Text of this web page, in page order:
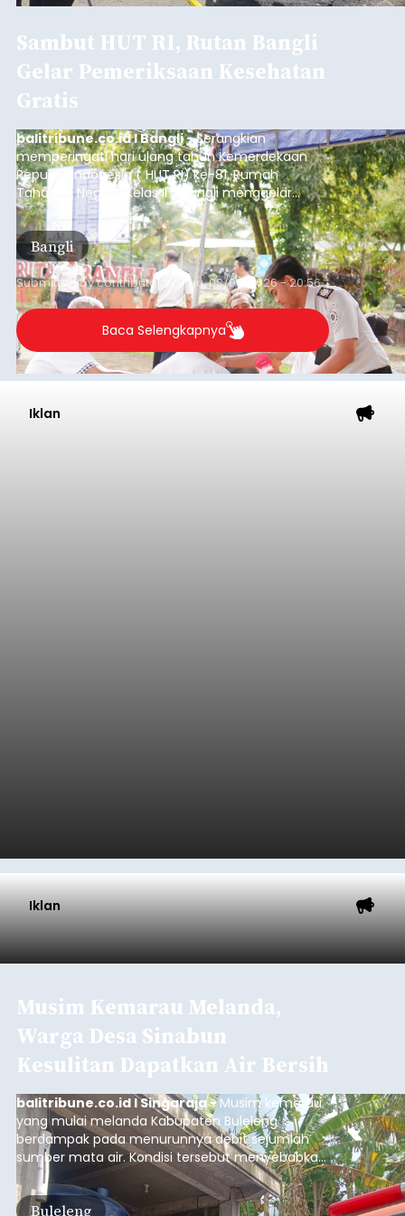
Sambut HUT RI, Rutan Bangli
Gelar Pemeriksaan Kesehatan
Gratis
balitribune.co.id I Bangli -Serangkian
memperingati hari ulang tahun Kemerdekaan
Republik Indonesia ( HUT RI) ke-81, Rumah
Tahanan Negara Kelas II B Bangli menggelar
kegiatan pemeriksaan kesehatan gratis, Rabu
(6/8/2026).
Bangli
Submitted bycontributor Thu, 08/06/2026 - 20:56
Baca Selengkapnya
Iklan
Iklan
Musim Kemarau Melanda,
Warga Desa Sinabun
Kesulitan Dapatkan Air Bersih
balitribune.co.id I Singaraja -Musim kemarau
yang mulai melanda Kabupaten Buleleng
berdampak pada menurunnya debit sejumlah
sumber mata air. Kondisi tersebut menyebabkan
warga di beberapa desa mulai mengalami
kesulitan mendapatkan air bersih, terutama
untuk memenuhi kebutuhan mandi, cuci, dan
Buleleng